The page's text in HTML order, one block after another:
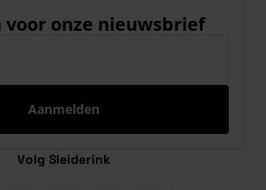
voor onze nieuwsbrief
Aanmelden
Volg Sleiderink